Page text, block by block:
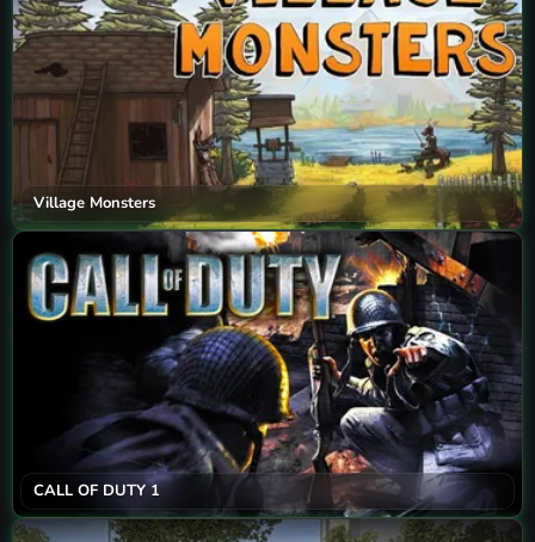
Village Monsters
CALL OF DUTY 1